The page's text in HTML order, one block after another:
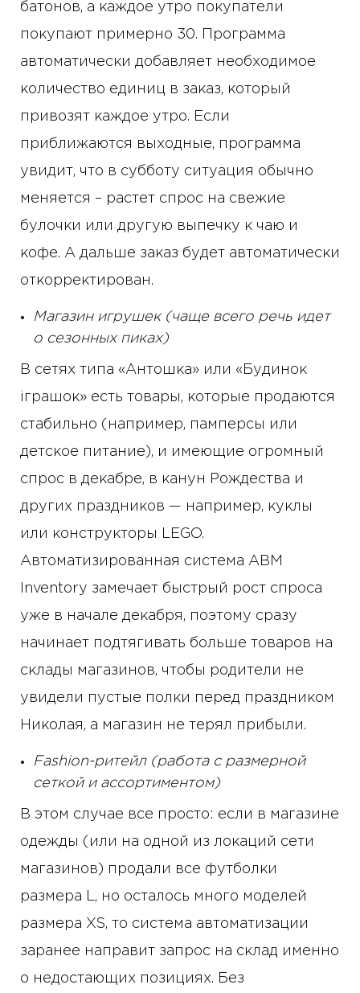
батонов, а каждое утро покупатели
покупают примерно 30. Программа
автоматически добавляет необходимое
количество единиц в заказ, который
привозят каждое утро. Если
приближаются выходные, программа
увидит, что в субботу ситуация обычно
меняется – растет спрос на свежие
булочки или другую выпечку к чаю и
кофе. А дальше заказ будет автоматически
откорректирован.
Магазин игрушек (чаще всего речь идет
о сезонных пиках)
В сетях типа «Антошка» или «Будинок
іграшок» есть товары, которые продаются
стабильно (например, памперсы или
детское питание), и имеющие огромный
спрос в декабре, в канун Рождества и
других праздников — например, куклы
или конструкторы LEGO.
Автоматизированная система ABM
Inventory замечает быстрый рост спроса
уже в начале декабря, поэтому сразу
начинает подтягивать больше товаров на
склады магазинов, чтобы родители не
увидели пустые полки перед праздником
Николая, а магазин не терял прибыли.
Fashion-ритейл (работа с размерной
сеткой и ассортиментом)
В этом случае все просто: если в магазине
одежды (или на одной из локаций сети
магазинов) продали все футболки
размера L, но осталось много моделей
размера XS, то система автоматизации
заранее направит запрос на склад именно
о недостающих позициях. Без